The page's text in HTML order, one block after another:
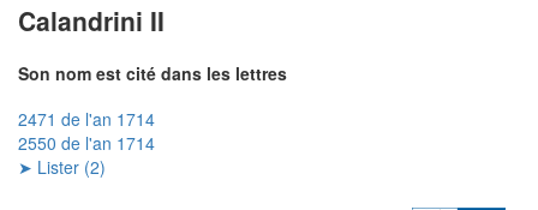
Calandrini II
Son nom est cité dans les lettres
2471 de l'an 1714
2550 de l'an 1714
➤ Lister (2)